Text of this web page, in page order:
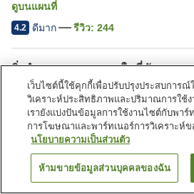
ดูบนแผนที่
4.2 ดีมาก รีวิว: 244
สิ่งอำนวยความสะดวกในที่พัก
บริการส่งสินค้า
ตู้จำ
บริการซักผ้า (มีค่าบริการ)
หน้าแรก ญี่ปุ่น เกียวโต
Sotetsu Fresa Inn Kyoto-Shijokarasuma
ค้นหาห้องพัก
เว็บไซต์นี้ใช้คุกกี้เพื่อปรับปรุงประสบการณ์
วิเคราะห์ประสิทธิภาพและปริมาณการใช้ง
เรายังแบ่งปันข้อมูลการใช้งานไซต์กับพาร์
การโฆษณาและพาร์ทเนอร์การวิเคราะห์ข
นโยบายความเป็นส่วนตัว
ห้ามขายข้อมูลส่วนบุคคลของฉัน